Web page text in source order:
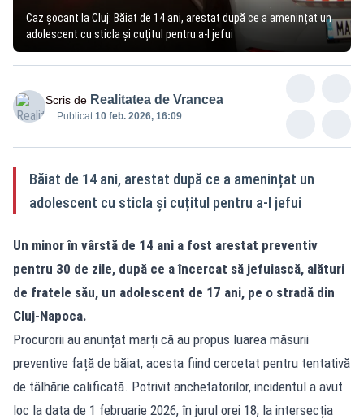
Caz șocant la Cluj: Băiat de 14 ani, arestat după ce a amenințat un
adolescent cu sticla și cuțitul pentru a-l jefui
Scris de Realitatea de Vrancea
Publicat:10 feb. 2026, 16:09
Băiat de 14 ani, arestat după ce a amenințat un
adolescent cu sticla și cuțitul pentru a-l jefui
Un minor în vârstă de 14 ani a fost arestat preventiv
pentru 30 de zile, după ce a încercat să jefuiască, alături
de fratele său, un adolescent de 17 ani, pe o stradă din
Cluj-Napoca.
Procurorii au anunțat marți că au propus luarea măsurii
preventive față de băiat, acesta fiind cercetat pentru tentativă
de tâlhărie calificată. Potrivit anchetatorilor, incidentul a avut
loc la data de 1 februarie 2026, în jurul orei 18, la intersecția